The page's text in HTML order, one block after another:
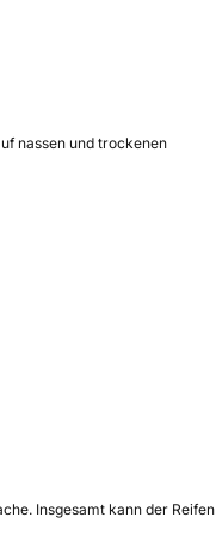
nassen und trockenen
Insgesamt kann der Reifen